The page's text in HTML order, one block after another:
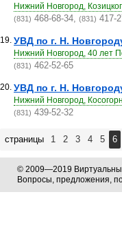
Нижний Новгород,
(831) 468-68-34, (831) 417-
УВД по г. Н.
Нижний Новгород, 40 лет
(831) 462-52-65
УВД по г. Н.
Нижний Новгород,
(831) 439-52-32
страницы 1 2 3 4 5 6
© 2009—2019
Вопросы, предложения,